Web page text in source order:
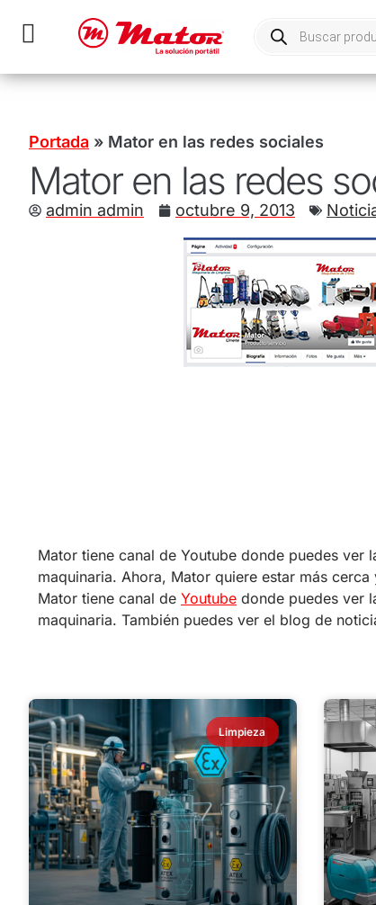
Portada » Mator en las redes sociales
Mator en las redes
admin admin octubre 9, 2013
Mator tiene canal de Youtube donde puedes ver
maquinaria. Ahora, Mator quiere estar más
Mator tiene canal de Youtube donde puedes ver
maquinaria. También puedes ver el blog de
Limpieza